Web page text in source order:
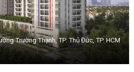
Trường Thạnh, TP. Thủ Đức, TP. HCM